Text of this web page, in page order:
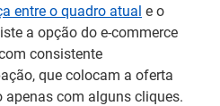
entre o quadro atual e o
a opção do e-commerce
consistente
que colocam a oferta
com alguns cliques.